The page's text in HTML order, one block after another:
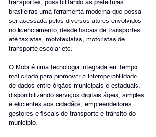
transportes, possibilitando às prefeituras
brasileiras uma ferramenta moderna que possa
ser acessada pelos diversos atores envolvidos
no licenciamento, desde fiscais de transportes
até taxistas, mototaxistas, motoristas de
transporte escolar etc.
O Mobi é uma tecnologia integrada em tempo
real criada para promover a interoperabilidade
de dados entre órgãos municipais e estaduais,
disponibilizando serviços digitais ágeis, simples
e eficientes aos cidadãos, empreendedores,
gestores e fiscais de transporte e trânsito do
município.